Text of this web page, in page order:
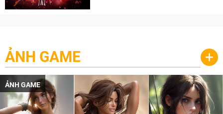
ẢNH GAME +
ẢNH GAME